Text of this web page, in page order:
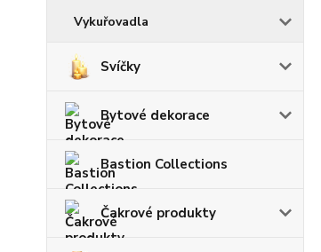
Vykuřovadla
Svíčky
Bytové dekorace
Bastion Collections
Čakrové produkty